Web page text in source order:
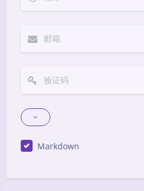
Markdown
|´・ω・)ノ ヾ(≧∇≦*)ゝ